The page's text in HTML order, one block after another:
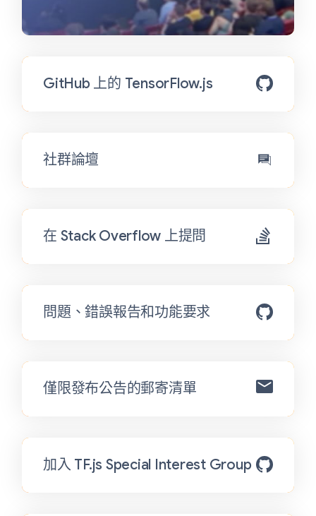
GitHub 上的 TensorFlow.js
社群論壇
在 Stack Overflow 上提問
問題、錯誤報告和功能要求
僅限發布公告的郵寄清單
加入 TF.js Special Interest Group